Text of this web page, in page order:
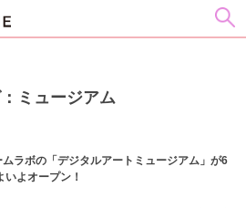
ミュージアム
ラボの「デジタルアートミュージアム」が6
いよオープン！